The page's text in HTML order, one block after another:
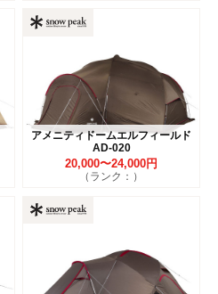
アメニティドームエルフィールド
AD-020
20,000〜24,000円
（ランク：）